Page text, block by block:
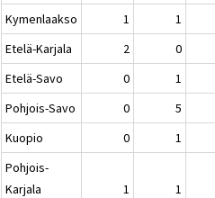
Kymenlaakso
1 1
Etelä-Karjala
2 0
Etelä-Savo
0 1
Pohjois-Savo
0 5
Kuopio
0 1
Pohjois-
Karjala
1 1